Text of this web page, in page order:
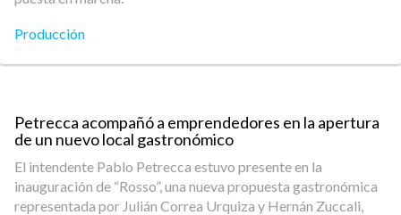
Producción
Petrecca acompañó a emprendedores en la apertura
de un nuevo local gastronómico
El intendente Pablo Petrecca estuvo presente en la
inauguración de “Rosso”, una nueva propuesta gastronómica
representada por Julián Correa Urquiza y Hernán Zuccali,